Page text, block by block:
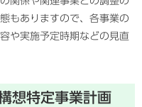
もありますので、各事業の
や実施予定時期などの見直
想特定事業計画